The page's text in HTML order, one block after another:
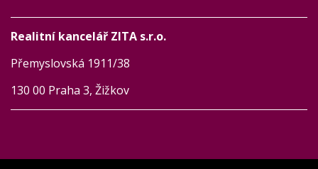
Realitní kancelář ZITA s.r.o.
Přemyslovská 1911/38
130 00 Praha 3, Žižkov